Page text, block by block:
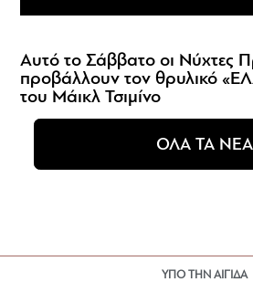
Αυτό το Σάββατο οι Νύχτες
προβάλλουν τον θρυλικό
του Μάικλ Τσιμίνο
ΟΛΑ ΤΑ ΝΕΑ
ΥΠΟ ΤΗΝ ΑΙΓΙΔΑ